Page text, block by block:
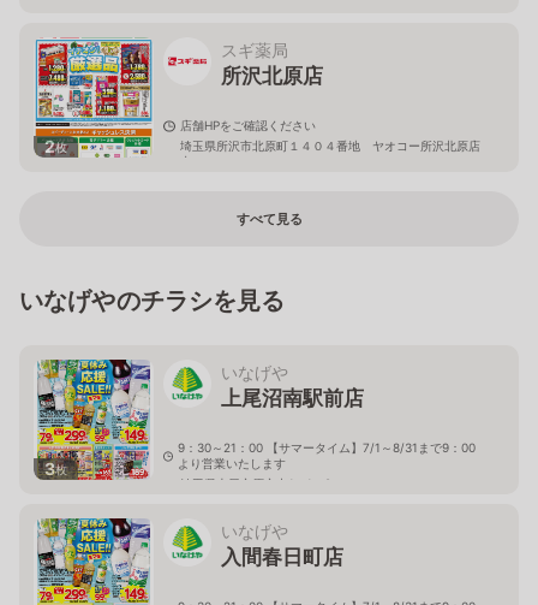
2枚
スギ薬局
所沢北原店
店舗HPをご確認ください
埼玉県所沢市北原町１４０４番地 ヤオコー所沢北原店
内
すべて見る
いなげやのチラシを見る
3枚
いなげや
上尾沼南駅前店
9：30～21：00 【サマータイム】7/1～8/31まで9：00
より営業いたします
埼玉県上尾市原市中1－1－8
いなげや
入間春日町店